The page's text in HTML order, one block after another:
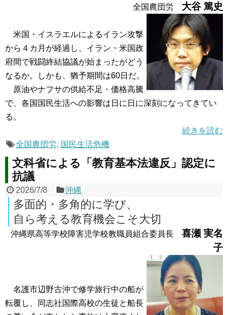
全国農団労 大谷 篤史
米国・イスラエルによるイラン攻撃
から４カ月が経過し、イラン・米国政
府間で戦闘終結協議が始まったがどう
なるか。しかも、猶予期間は60日だ。
原油やナフサの供給不足・価格高騰
で、各国国民生活への影響は日に日に深刻になってきてい
る。
続きを読む
全国農団労, 国民生活危機
文科省による「教育基本法違反」認定に
抗議
2026/7/8 沖縄
多面的・多角的に学び、
自ら考える教育機会こそ大切
沖縄県高等学校障害児学校教職員組合委員長 喜瀬 実名
子
名護市辺野古沖で修学旅行中の船が
転覆し、同志社国際高校の生徒と船長